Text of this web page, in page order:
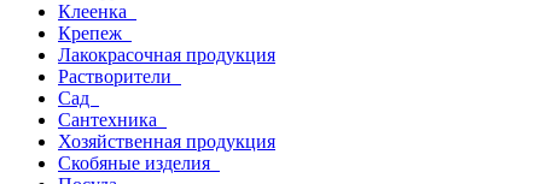
Клеенка
Крепеж
Лакокрасочная продукция
Растворители
Сад
Сантехника
Хозяйственная продукция
Скобяные изделия